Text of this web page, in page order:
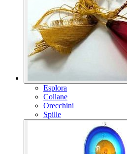
Esplora
Collane
Orecchini
Spille